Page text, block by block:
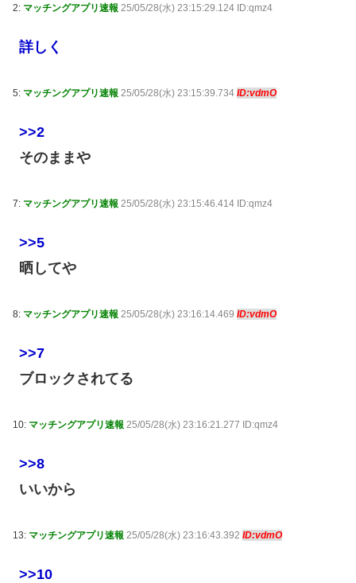
2: マッチングアプリ速報 25/05/28(水) 23:15:29.124 ID:qmz4
詳しく
5: マッチングアプリ速報 25/05/28(水) 23:15:39.734 ID:vdmO
>>2
そのままや
7: マッチングアプリ速報 25/05/28(水) 23:15:46.414 ID:qmz4
>>5
晒してや
8: マッチングアプリ速報 25/05/28(水) 23:16:14.469 ID:vdmO
>>7
ブロックされてる
10: マッチングアプリ速報 25/05/28(水) 23:16:21.277 ID:qmz4
>>8
いいから
13: マッチングアプリ速報 25/05/28(水) 23:16:43.392 ID:vdmO
>>10